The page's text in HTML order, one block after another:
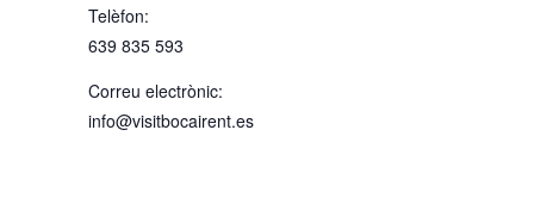
Telèfon:
639 835 593
Correu electrònic:
info@visitbocairent.es